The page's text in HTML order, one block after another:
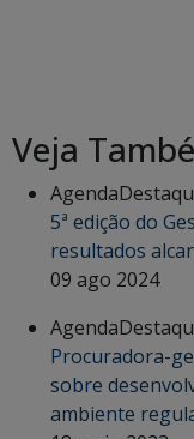
Veja
Agenda
5ª edição do
resultados
09 ago 2024
Agenda
Procuradora-
sobre
ambiente